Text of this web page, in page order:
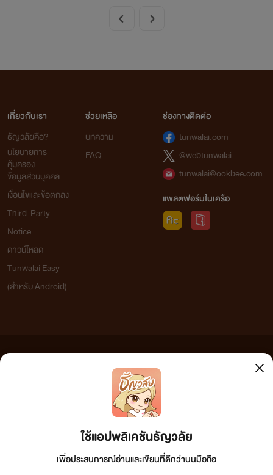
ใช้แอปพลิเคชันธัญวลัย
เพื่อประสบการณ์อ่านและเขียนที่ดีกว่าบนมือถือ
เกี่ยวกับเรา
ธัญวลัยคือ?
นโยบายการ
คุ้มครอง
ข้อมูลส่วนบุคคล
เงื่อนไขและข้อตกลง
Third-Party
Notice
ดาวน์โหลด
Tunwalai Easy
(สำหรับ Android)
ช่วยเหลือ
บทความ
FAQ
ช่องทางติดต่อ
tunwalai.com
@webtunwalai
tunwalai@ookbee.com
แพลตฟอร์มในเครือ
เว็บไซต์แห่งนี้ไม่ได้เห็นด้วยและไม่ขอรับผิดชอบต่อข้อความใดๆ ทั้งสิ้น ดังนั้นผู้อ่านทุกท่านโปรดใช้
วิจารณญาณในการกลั่นกรองด้วยตนเอง และหากท่านพบข้อความใดๆ ที่ขัดต่อกฎหมายและศีลธรรม
กรุณาแจ้งมาที่ tunwalai@ookbee.com เพื่อทีมงานจะได้ดำเนินการในทันที ทั้งนี้ ทางเว็บไซต์ขอสงวน
ลิขสิทธิ์ตามพระราชบัญญัติลิขสิทธิ์ (ฉบับเพิ่มเติม) พ.ศ.2558